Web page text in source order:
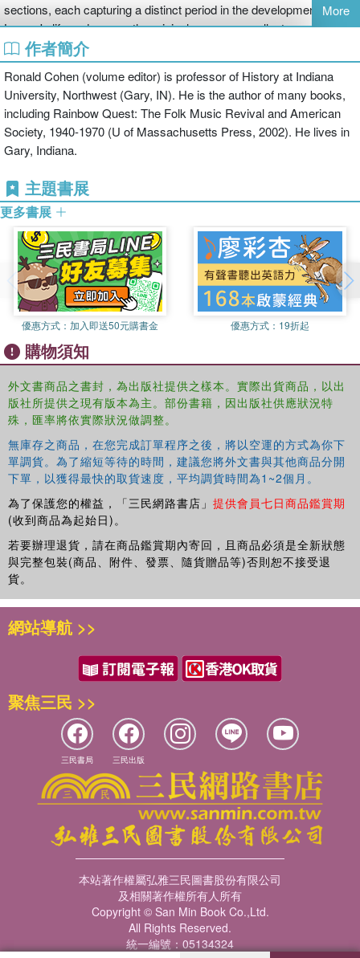
sections, each capturing a distinct period in the development of
Lomax's life and career: the original years as a collector and
promoter; the period from 1950-58 when Lomax was recording
thorughout Europe; the folk music revival years; and finally his
work in academia.
More
作者簡介
Ronald Cohen (volume editor) is professor of History at Indiana
University, Northwest (Gary, IN). He is the author of many books,
including Rainbow Quest: The Folk Music Revival and American
Society, 1940-1970 (U of Massachusetts Press, 2002). He lives in
Gary, Indiana.
主題書展
更多書展
優惠方式： 加入即送50元購書金 優惠方式： 19折起
購物須知
外文書商品之書封，為出版社提供之樣本。實際出貨商品，以出
版社所提供之現有版本為主。部份書籍，因出版社供應狀況特
殊，匯率將依實際狀況做調整。
無庫存之商品，在您完成訂單程序之後，將以空運的方式為你下
單調貨。為了縮短等待的時間，建議您將外文書與其他商品分開
下單，以獲得最快的取貨速度，平均調貨時間為1~2個月。
為了保護您的權益，「三民網路書店」 提供會員七日商品鑑賞期
(收到商品為起始日)。
若要辦理退貨，請在商品鑑賞期內寄回，且商品必須是全新狀態
與完整包裝(商品、附件、發票、隨貨贈品等)否則恕不接受退
貨。
網站導航 >>
聚焦三民 >>
三民書局 三民出版
本站著作權屬弘雅三民圖書股份有限公司
及相關著作權所有人所有
Copyright © San Min Book Co.,Ltd.
All Rights Reserved.
統一編號：05134324